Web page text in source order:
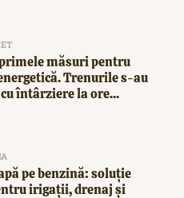
măsuri pentru
Trenurile s-au
întârziere la ore...
pe benzină: soluție
irigații, drenaj și